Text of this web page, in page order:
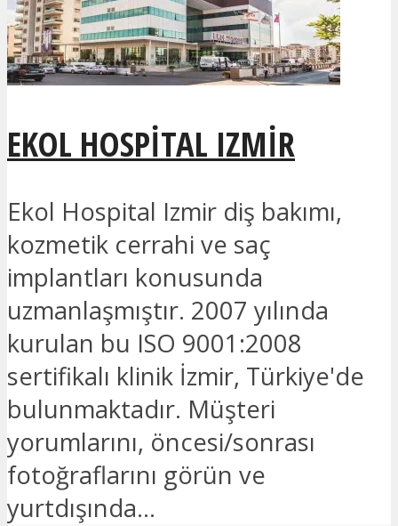
EKOL HOSPITAL IZMIR
Ekol Hospital Izmir diş bakımı,
kozmetik cerrahi ve saç
implantları konusunda
uzmanlaşmıştır. 2007 yılında
kurulan bu ISO 9001:2008
sertifikalı klinik İzmir, Türkiye'de
bulunmaktadır. Müşteri
yorumlarını, öncesi/sonrası
fotoğraflarını görün ve
yurtdışında...